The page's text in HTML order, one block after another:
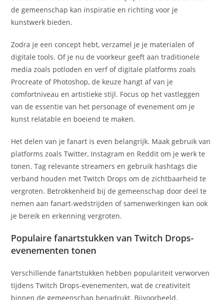
de gemeenschap kan inspiratie en richting voor je
kunstwerk bieden.
Zodra je een concept hebt, verzamel je je materialen of
digitale tools. Of je nu de voorkeur geeft aan traditionele
media zoals potloden en verf of digitale platforms zoals
Procreate of Photoshop, de keuze hangt af van je
comfortniveau en artistieke stijl. Focus op het vastleggen
van de essentie van het personage of evenement om je
kunst relatable en boeiend te maken.
Het delen van je fanart is even belangrijk. Maak gebruik van
platforms zoals Twitter, Instagram en Reddit om je werk te
tonen. Tag relevante streamers en gebruik hashtags die
verband houden met Twitch Drops om de zichtbaarheid te
vergroten. Betrokkenheid bij de gemeenschap door deel te
nemen aan fanart-wedstrijden of samenwerkingen kan ook
je bereik en erkenning vergroten.
Populaire fanartstukken van Twitch Drops-
evenementen tonen
Verschillende fanartstukken hebben populariteit verworven
tijdens Twitch Drops-evenementen, wat de creativiteit
binnen de gemeenschap benadrukt. Bijvoorbeeld,